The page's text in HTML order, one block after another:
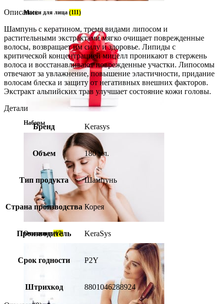
Маски для лица (111)
Наборы
Очищение(67)
Описание
Шампунь с кератином, тремя видами липосом и
растительными экстрактами мягко очищает поврежденные
волосы, возвращает им силу и здоровье. Липиды с
критической концентрацией мицелл проникают в стержень
волоса и восстанавливают поврежденные участки. Липосомы
отвечают за увлажнение, повышение эластичности, придание
волосам блеска и защиту от негативных внешних факторов.
Экстракт альпийских трав улучшает состояние кожи головы.
Детали
Бренд Kerasys
Объем 180 мл.
Тип продукта Шампунь
Страна производства Корея
Производитель KeraSys
Срок годности P2Y
Штрихкод 8801046288924